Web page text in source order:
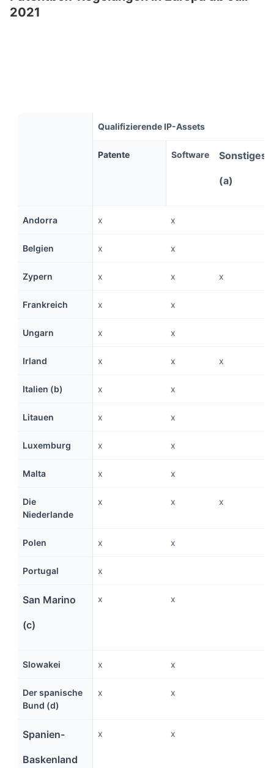
2021
Qualifizierende IP-Assets
Patente Software Sonstiges
(a)
Andorra x x
Belgien x x
Zypern x x x
Frankreich x x
Ungarn x x
Irland x x x
Italien (b) x x
Litauen x x
Luxemburg x x
Malta x x
Die
Niederlande
x x x
Polen x x
Portugal x
San Marino
(c)
x x
Slowakei x x
Der spanische
Bund (d)
x x
Spanien-
Baskenland
x x